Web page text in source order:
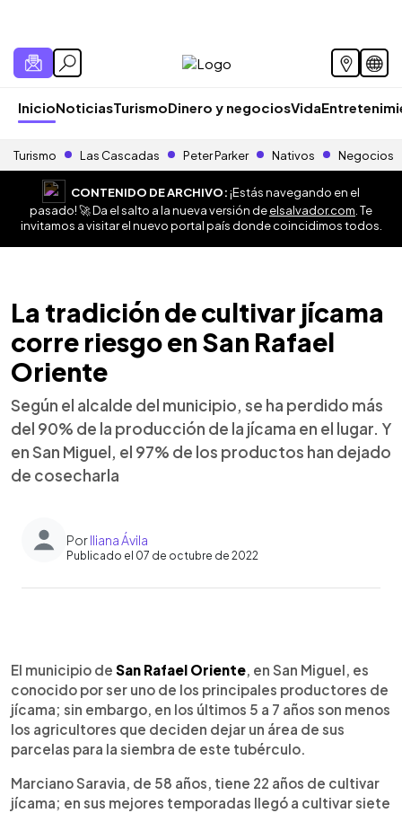
InicioNoticiasTurismoDinero y negociosVida
Turismo Las Cascadas Peter Parker Nativos Negocios
CONTENIDO DE ARCHIVO:¡Estás navegando en el
pasado! 🚀 Da el salto a la nueva versión deelsalvador.com . Te
invitamos a visitar el nuevo portal país donde coincidimos todos.
La tradición de cultivar jícama
corre riesgo en San Rafael
Oriente
Según el alcalde del municipio, se ha perdido más
del 90% de la producción de la jícama en el lugar. Y
en San Miguel, el 97% de los productos han dejado
de cosecharla
PorIliana Ávila
Publicado el 07 de octubre de 2022
► Escuchar artículo
El municipio de San Rafael Oriente, en San Miguel, es
conocido por ser uno de los principales productores de
jícama; sin embargo, en los últimos 5 a 7 años son menos
los agricultores que deciden dejar un área de sus
parcelas para la siembra de este tubérculo.
Marciano Saravia, de 58 años, tiene 22 años de cultivar
jícama; en sus mejores temporadas llegó a cultivar siete